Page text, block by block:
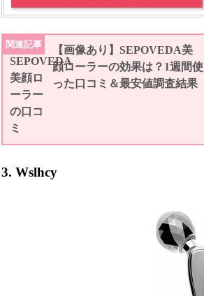
関連記事
【画像あり】SEPOVEDA美
顔ローラーの効果は？1週間使
った口コミ＆最安値調査結果
3. Wslhcy